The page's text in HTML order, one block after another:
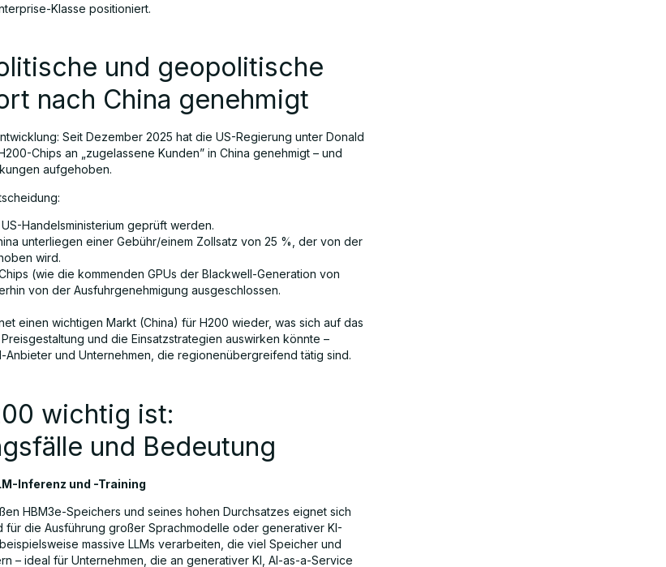
Klasse positioniert.
und geopolitische
nach China genehmigt
Seit Dezember 2025 hat die US-Regierung unter Donald
Chips an „zugelassene Kunden” in China genehmigt – und
aufgehoben.
Handelsministerium geprüft werden.
unterliegen einer Gebühr/einem Zollsatz von 25 %, der von der
wird.
(wie die kommenden GPUs der Blackwell-Generation von
von der Ausfuhrgenehmigung ausgeschlossen.
einen wichtigen Markt (China) für H200 wieder, was sich auf das
und die Einsatzstrategien auswirken könnte –
und Unternehmen, die regionenübergreifend tätig sind.
wichtig ist:
und Bedeutung
Inferenz und -Training
HBM3e-Speichers und seines hohen Durchsatzes eignet sich
die Ausführung großer Sprachmodelle oder generativer KI-
massive LLMs verarbeiten, die viel Speicher und
– ideal für Unternehmen, die an generativer KI, AI-as-a-Service